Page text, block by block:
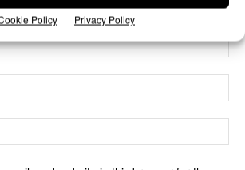
Policy Privacy Policy